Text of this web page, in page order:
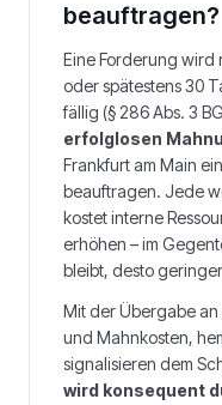
beauftragen?
Eine Forderung wird
oder spätestens 30
fällig (§ 286 Abs. 3
erfolglosen
Frankfurt am Main
beauftragen. Jede
kostet interne
erhöhen – im
bleibt, desto
Mit der Übergabe an
und Mahnkosten,
signalisieren dem
wird konsequent